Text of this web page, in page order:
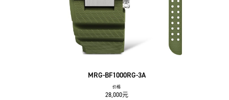
MRG-BF1000RG-3A
价格
28,000元